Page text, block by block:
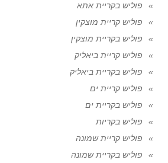
פוליש בקריית אתא
פוליש קריית מוצקין
פוליש בקריית מוצקין
פוליש קריית ביאליק
פוליש בקריית ביאליק
פוליש קריית ים
פוליש בקריית ים
פוליש בקריות
פוליש קריית שמונה
פוליש בקריית שמונה